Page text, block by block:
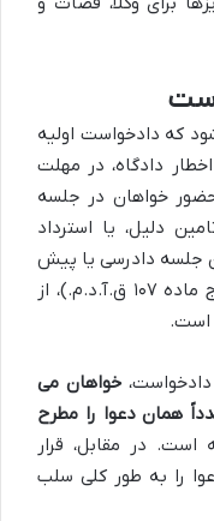
که دادخواست اولیه
دادگاه، در مهلت
خواهان در جلسه
دلیل، یا استرداد
جلسه دادرسی یا پیش
از ختم مذاکرات طرفین (مغایر با بند ج ماده ۱۰۷ ق.آ.د.م.)، از
است.
خواهان می
همان دعوا را مطرح
است. در مقابل، قرار
را به طور کلی سلب